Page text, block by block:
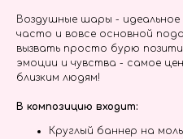
Воздушные шары - идеальное
часто и вовсе основной
вызвать просто бурю
эмоции и чувства - самое
близким людям!
В композицию входит:
Круглый баннер на